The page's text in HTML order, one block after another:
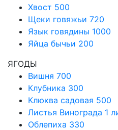
Хвост 500
Щеки говяжьи 720
Язык говядины 1000
Яйца бычьи 200
ЯГОДЫ
Вишня 700
Клубника 300
Клюква садовая 500
Листья Винограда 1
Облепиха 330